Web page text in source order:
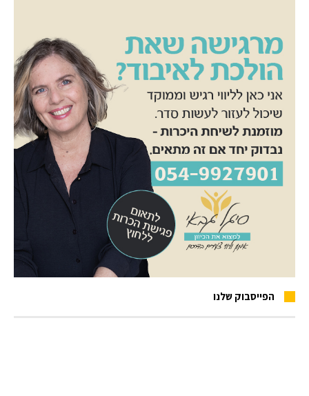
הפייסבוק שלנו